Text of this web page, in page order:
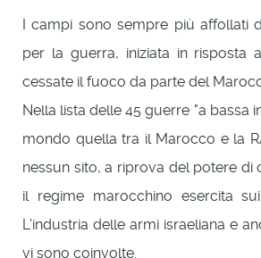
I campi sono sempre più affollati
per la guerra, iniziata in risposta
cessate il fuoco da parte del
Nella lista delle 45 guerre "a bassa
mondo quella tra il Marocco e la
nessun sito, a riprova del potere di
il regime marocchino esercita
L'industria delle armi israeliana e
vi sono coinvolte.